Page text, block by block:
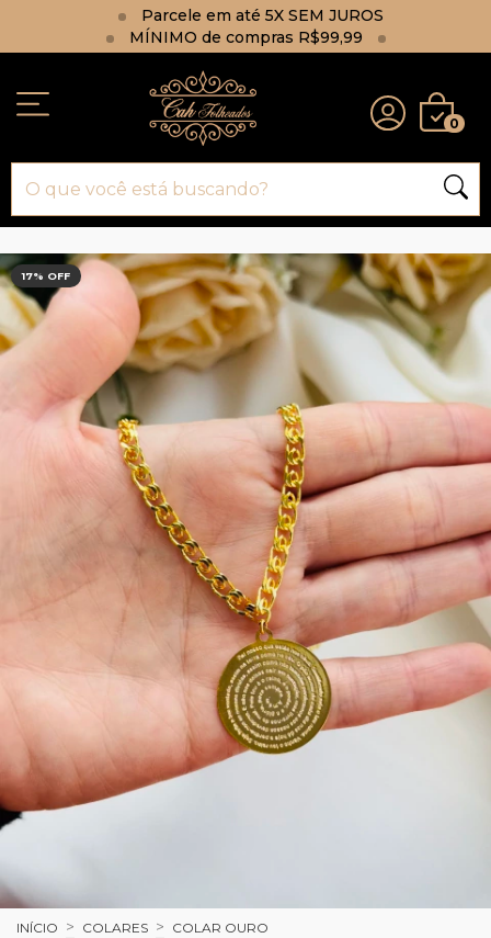
Parcele em até 5X SEM JUROS
MÍNIMO de compras R$99,99
0
17% OFF
INÍCIO > COLARES > COLAR OURO